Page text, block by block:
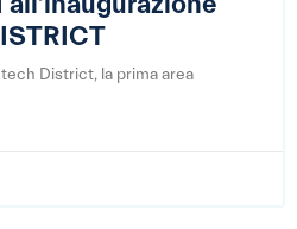
District, la prima area